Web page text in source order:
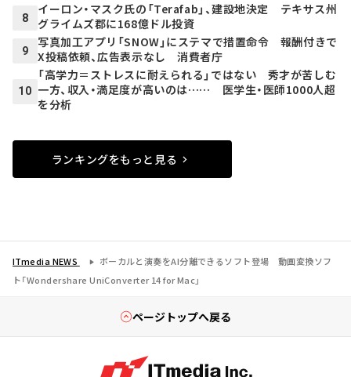
8
イーロン・マスク氏の「Terafab」、建設地決定 テキサス州
グライムズ郡に168億ドル投資
9
写真加工アプリ「SNOW」にステマで措置命令 報酬付きで
X投稿依頼、広告表示なし 消費者庁
10
「高学力＝ストレスに耐えられる」ではない 秀才が苦しむ
一方、収入・満足度が高いのは…… 医学生・医師1000人超
を分析
ランキングをもっと見る
ITmedia NEWS
ボーカルと演奏をAI分離できるソフト登場 動画変換ソフ
ト「Wondershare UniConverter 14 for Mac」
ページトップへ戻る